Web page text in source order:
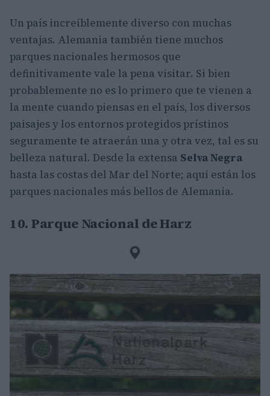
Un país increíblemente diverso con muchas
ventajas. Alemania también tiene muchos
parques nacionales hermosos que
definitivamente vale la pena visitar. Si bien
probablemente no es lo primero que te vienen a
la mente cuando piensas en el país, los diversos
paisajes y los entornos protegidos prístinos
seguramente te atraerán una y otra vez, tal es su
belleza natural. Desde la extensa Selva Negra
hasta las costas del Mar del Norte; aquí están los
parques nacionales más bellos de Alemania.
10. Parque Nacional de Harz